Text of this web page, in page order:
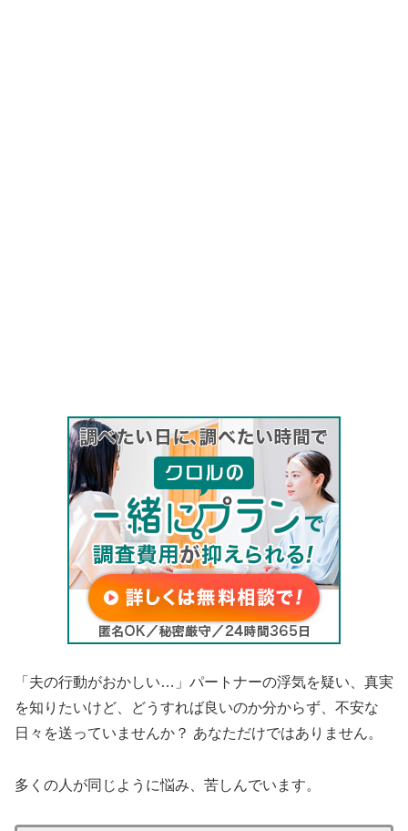
「夫の行動がおかしい…」パートナーの浮気を疑い、真実
を知りたいけど、どうすれば良いのか分からず、不安な
日々を送っていませんか？ あなただけではありません。
多くの人が同じように悩み、苦しんでいます。